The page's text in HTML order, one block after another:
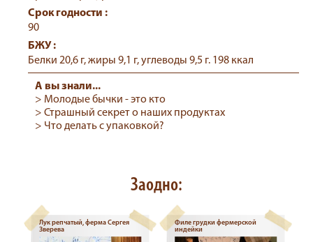
Срок годности :
90
БЖУ :
Белки 20,6 г, жиры 9,1 г, углеводы 9,5 г. 198 ккал
А вы знали...
> Молодые бычки - это кто
> Страшный секрет о наших продуктах
> Что делать с упаковкой?
Заодно:
Лук репчатый, ферма Сергея
Зверева
Филе грудки фермерской
индейки